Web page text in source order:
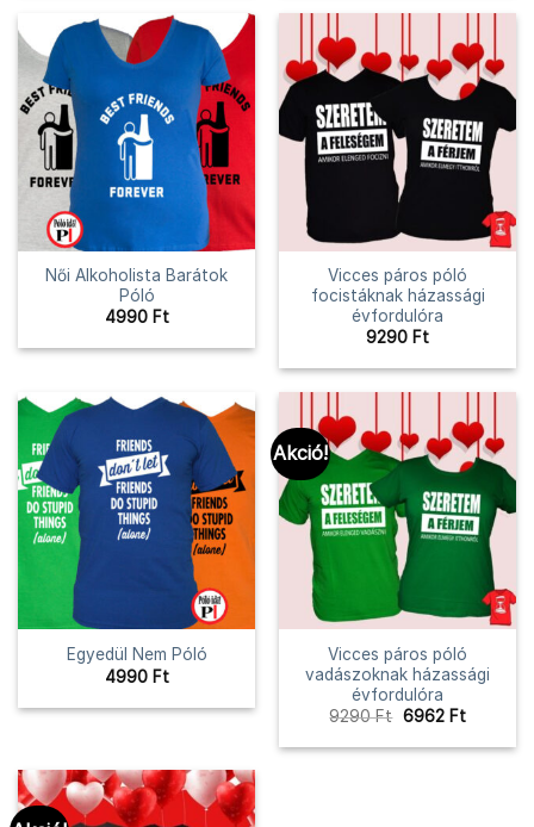
Női Alkoholista Barátok
Póló
4990 Ft
Vicces páros póló
focistáknak házassági
évfordulóra
9290 Ft
Egyedül Nem Póló
4990 Ft
Akció!
Vicces páros póló
vadászoknak házassági
évfordulóra
9290Ft Original
was:
6962 FtCurrent
is: